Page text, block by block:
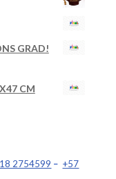
GRAD!
CM
2754599 – +57